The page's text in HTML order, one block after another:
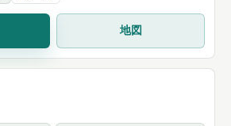
地図